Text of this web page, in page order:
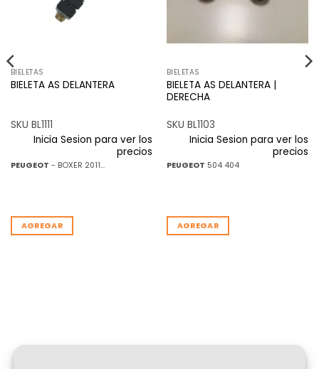
BIELETAS
BIELETA AS DELANTERA
SKU BL1111
Inicia Sesion para ver los
precios
PEUGEOT - BOXER 2011...
AGREGAR
BIELETAS
BIELETA AS DELANTERA |
DERECHA
SKU BL1103
Inicia Sesion para ver los
precios
PEUGEOT 504 404
AGREGAR